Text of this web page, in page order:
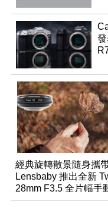
經典旋轉散景隨身攜帶
Lensbaby 推出全新
28mm F3.5 全片幅手
乾鏡